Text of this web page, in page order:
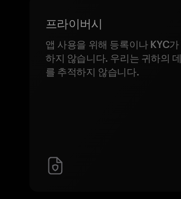
프라이버시
앱 사용을 위해 등록이나 KYC가
하지 않습니다. 우리는 귀하의
를 추적하지 않습니다.